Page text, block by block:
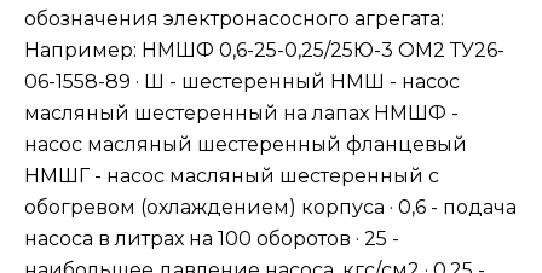
обозначения электронасосного агрегата:
Например: НМШФ 0,6-25-0,25/25Ю-3 ОМ2 ТУ26-
06-1558-89 · Ш - шестеренный НМШ - насос
масляный шестеренный на лапах НМШФ -
насос масляный шестеренный фланцевый
НМШГ - насос масляный шестеренный с
обогревом (охлаждением) корпуса · 0,6 - подача
насоса в литрах на 100 оборотов · 25 -